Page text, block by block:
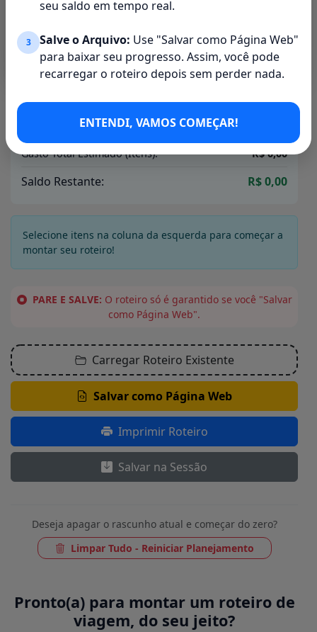
1.7 Estilo: —
Controle Financeiro
Gasto Total Estimado (Itens):
R$ 0,00
Saldo Restante: R$ 0,00
Selecione itens na coluna da esquerda para começar a
montar seu roteiro!
PARE E SALVE: O roteiro só é garantido se você "Salvar
como Página Web".
Carregar Roteiro Existente
Salvar como Página Web
Imprimir Roteiro
Salvar na Sessão
Deseja apagar o rascunho atual e começar do zero?
Limpar Tudo - Reiniciar Planejamento
seu saldo em tempo real.
3 Salve o Arquivo: Use "Salvar como Página Web"
para baixar seu progresso. Assim, você pode
recarregar o roteiro depois sem perder nada.
ENTENDI, VAMOS COMEÇAR!
Pronto(a) para montar um roteiro de
viagem, do seu jeito?